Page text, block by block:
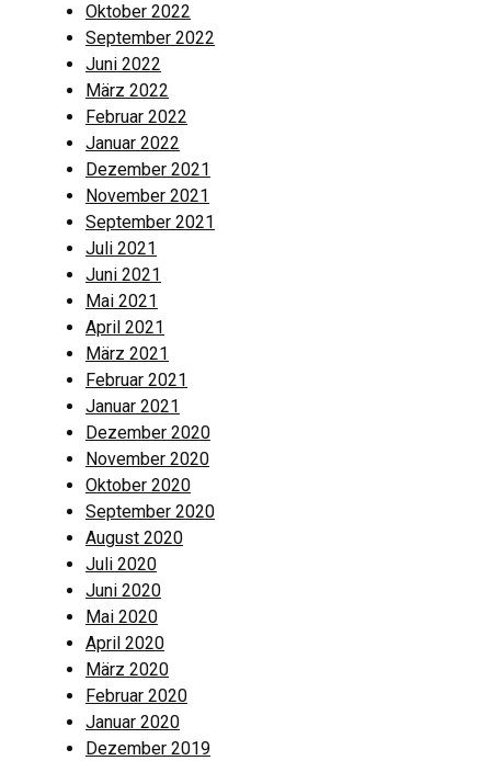
Oktober 2022
September 2022
Juni 2022
März 2022
Februar 2022
Januar 2022
Dezember 2021
November 2021
September 2021
Juli 2021
Juni 2021
Mai 2021
April 2021
März 2021
Februar 2021
Januar 2021
Dezember 2020
November 2020
Oktober 2020
September 2020
August 2020
Juli 2020
Juni 2020
Mai 2020
April 2020
März 2020
Februar 2020
Januar 2020
Dezember 2019